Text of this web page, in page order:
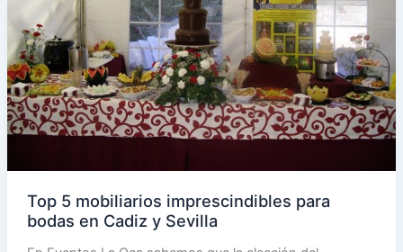
Top 5 mobiliarios imprescindibles para
bodas en Cadiz y Sevilla